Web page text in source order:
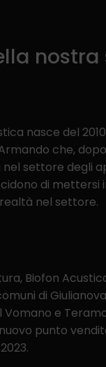
nasce del
che,
nel settore degli
di mettersi
nel settore.
Biofon
di
Vomano e
punto